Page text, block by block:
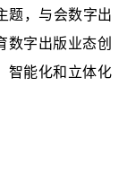
，与会数字出
数字出版业态创
智能化和立体化